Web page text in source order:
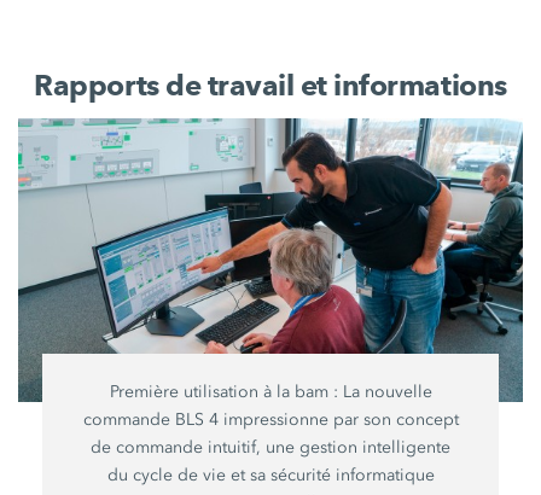
Rapports de travail et informations
Première utilisation à la bam : La nouvelle
commande BLS 4 impressionne par son concept
de commande intuitif, une gestion intelligente
du cycle de vie et sa sécurité informatique